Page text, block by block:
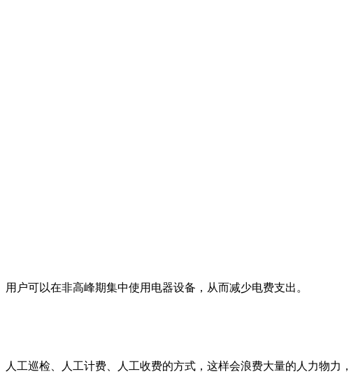
户可以在非高峰期集中使用电器设备，从而减少电费支出。
工巡检、人工计费、人工收费的方式，这样会浪费大量的人力物力，